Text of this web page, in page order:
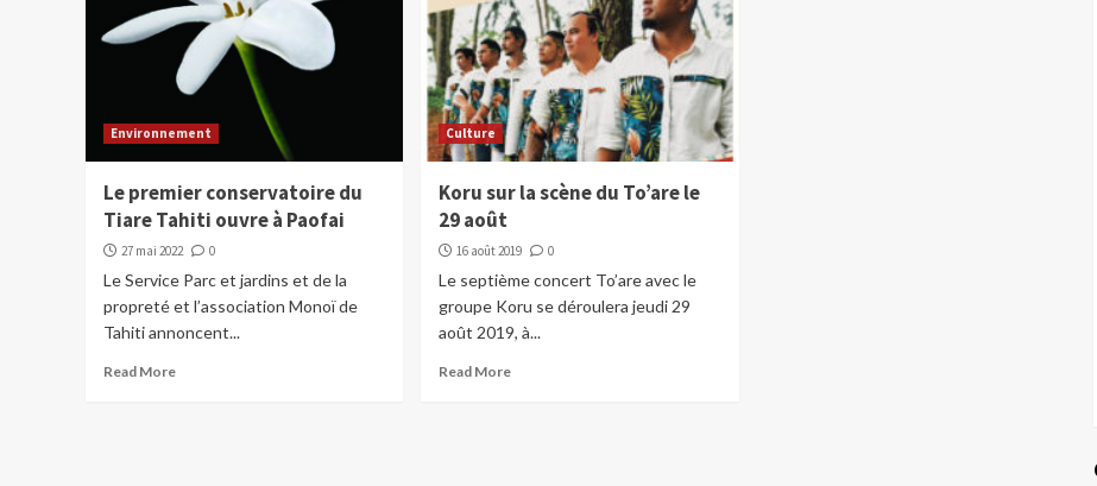
Environnement
Le premier conservatoire du
Tiare Tahiti ouvre à Paofai
27 mai 2022 0
Le Service Parc et jardins et de la
propreté et l’association Monoï de
Tahiti annoncent...
Read More
Culture
Koru sur la scène du To’are le
29 août
16 août 2019 0
Le septième concert To’are avec le
groupe Koru se déroulera jeudi 29
août 2019, à...
Read More